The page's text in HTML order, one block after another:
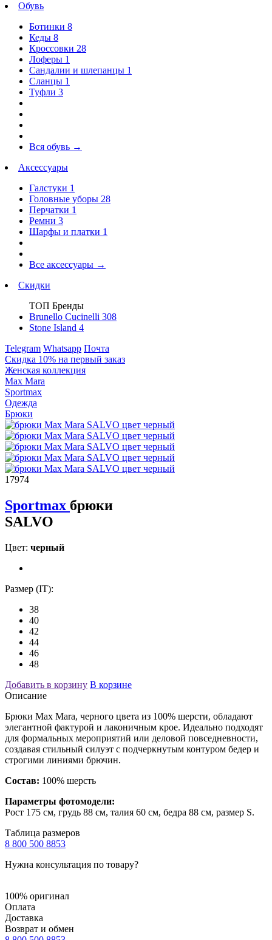
Обувь
Ботинки 8
Кеды 8
Кроссовки 28
Лоферы 1
Сандалии и шлепанцы 1
Сланцы 1
Туфли 3
Вся обувь →
Аксессуары
Галстуки 1
Головные уборы 28
Перчатки 1
Ремни 3
Шарфы и платки 1
Все аксессуары →
Скидки
ТОП Бренды
Brunello Cucinelli 308
Stone Island 4
Telegram Whatsapp Почта
Скидка 10% на первый заказ
Женская коллекция
Max Mara
Sportmax
Одежда
Брюки
17974
Sportmax брюки
SALVO
Цвет: черный
Размер (IT):
38
40
42
44
46
48
Добавить в корзину В корзине
Описание
Брюки Max Mara, черного цвета из 100% шерсти, обладают
элегантной фактурой и лаконичным крое. Идеально подходят
для формальных мероприятий или деловой повседневности,
создавая стильный силуэт с подчеркнутым контуром бедер и
строгими линиями брючин.
Состав: 100% шерсть
Параметры фотомодели:
Рост 175 см, грудь 88 см, талия 60 см, бедра 88 см, размер S.
Таблица размеров
8 800 500 8853
Нужна консультация по товару?
100% оригинал
Оплата
Доставка
Возврат и обмен